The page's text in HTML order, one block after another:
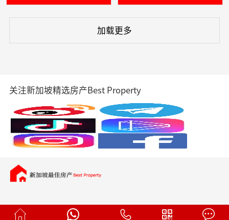
加载更多
关注新加坡精选房产Best Property